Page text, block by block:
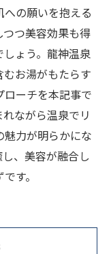
の願いを抱える
つ美容効果も得
ょう。龍神温泉
お湯がもたらす
ーチを本記事で
ながら温泉でリ
力が明らかにな
、美容が融合し
す。